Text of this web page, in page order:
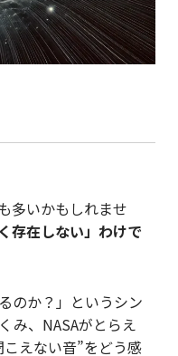
多いかもしれませ
存在しない」わけで
のか？」というシン
み、NASAがとらえ
えない音”をどう感